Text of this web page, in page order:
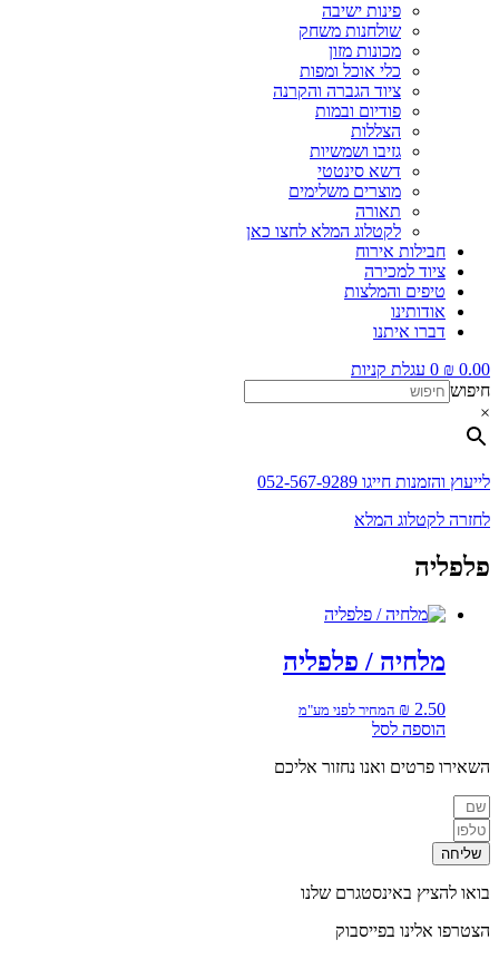
פינות ישיבה
שולחנות משחק
מכונות מזון
כלי אוכל ומפות
ציוד הגברה והקרנה
פודיום ובמות
הצללות
גזיבו ושמשיות
דשא סינטטי
מוצרים משלימים
תאורה
לקטלוג המלא לחצו כאן
חבילות אירוח
ציוד למכירה
טיפים והמלצות
אודותינו
דברו איתנו
₪ 0.00
0 עגלת קניות
חיפוש
×
לייעוץ והזמנות חייגו 052-567-9289
לחזרה לקטלוג המלא
פלפליה
מלחיה / פלפליה
₪ 2.50 המחיר לפני מע"מ
הוספה לסל
השאירו פרטים ואנו נחזור אליכם
שליחה
בואו להציץ באינסטגרם שלנו
הצטרפו אלינו בפייסבוק